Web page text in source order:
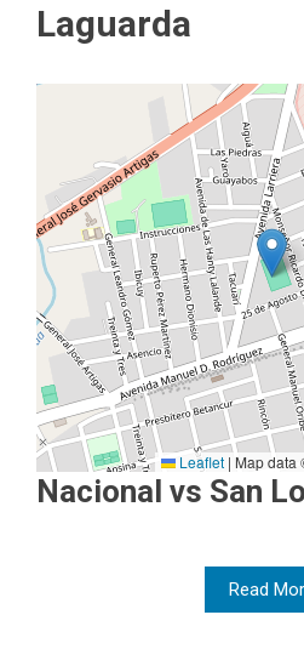
Laguarda
Leaflet | Map data
Nacional vs San
Read